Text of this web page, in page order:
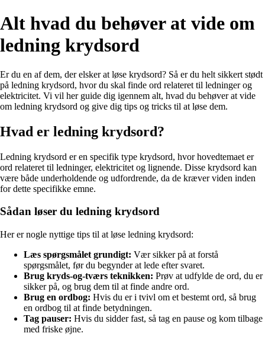
Alt hvad du behøver at vide om
ledning krydsord
Er du en af dem, der elsker at løse krydsord? Så er du helt sikkert stødt
på ledning krydsord, hvor du skal finde ord relateret til ledninger og
elektricitet. Vi vil her guide dig igennem alt, hvad du behøver at vide
om ledning krydsord og give dig tips og tricks til at løse dem.
Hvad er ledning krydsord?
Ledning krydsord er en specifik type krydsord, hvor hovedtemaet er
ord relateret til ledninger, elektricitet og lignende. Disse krydsord kan
være både underholdende og udfordrende, da de kræver viden inden
for dette specifikke emne.
Sådan løser du ledning krydsord
Her er nogle nyttige tips til at løse ledning krydsord:
Læs spørgsmålet grundigt: Vær sikker på at forstå
spørgsmålet, før du begynder at lede efter svaret.
Brug kryds-og-tværs teknikken: Prøv at udfylde de ord, du er
sikker på, og brug dem til at finde andre ord.
Brug en ordbog: Hvis du er i tvivl om et bestemt ord, så brug
en ordbog til at finde betydningen.
Tag pauser: Hvis du sidder fast, så tag en pause og kom tilbage
med friske øjne.